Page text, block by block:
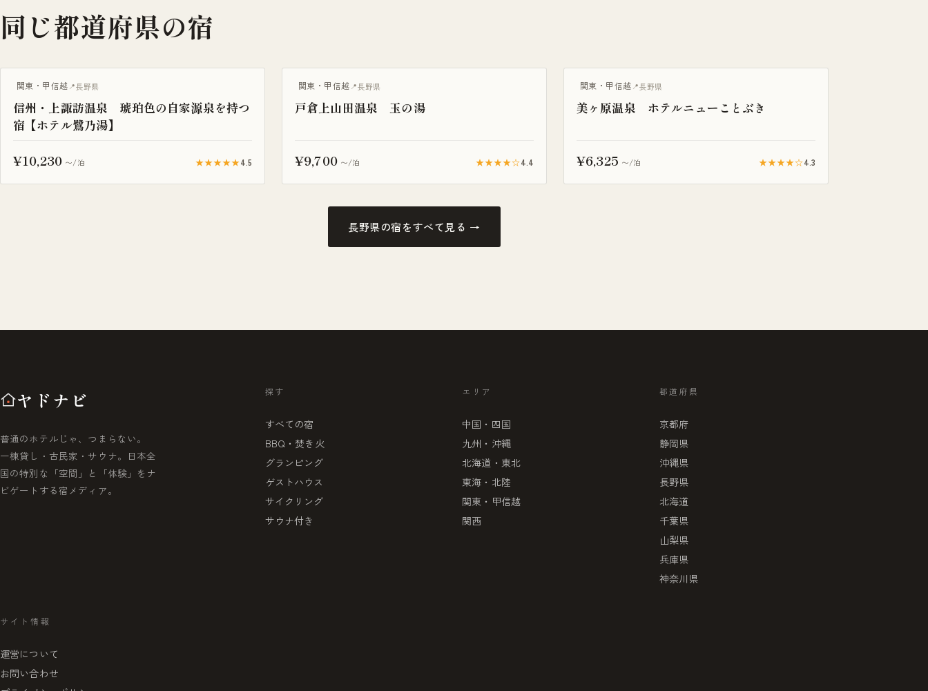
同じ都道府県の宿
露天風呂付き客室
関東・甲信越 長野県
信州・上諏訪温泉 琥珀色の自家源泉を持つ
宿【ホテル鷺乃湯】
¥10,230 〜/泊 ★★★★★4.5
関東・甲信越 長野県
戸倉上山田温泉 玉の湯
¥9,700 〜/泊 ★★★★☆4.4
露天風呂付き客室
関東・甲信越 長野県
美ヶ原温泉 ホテルニューことぶき
¥6,325 〜/泊 ★★★★☆4.3
長野県の宿をすべて見る →
ヤドナビ
普通のホテルじゃ、つまらない。
一棟貸し・古民家・サウナ。日本全
国の特別な「空間」と「体験」をナ
ビゲートする宿メディア。
探す
すべての宿
BBQ・焚き火
グランピング
ゲストハウス
サイクリング
サウナ付き
エリア
中国・四国
九州・沖縄
北海道・東北
東海・北陸
関東・甲信越
関西
都道府県
京都府
静岡県
沖縄県
長野県
北海道
千葉県
山梨県
兵庫県
神奈川県
サイト情報
運営について
お問い合わせ